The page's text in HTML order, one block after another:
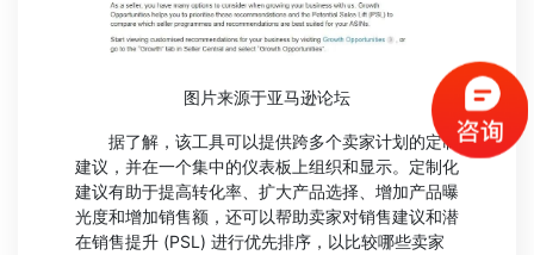
图片来源于亚马逊论坛
据了解，该工具可以提供跨多个卖家计划的定制
建议，并在一个集中的仪表板上组织和显示。定制化
建议有助于提高转化率、扩大产品选择、增加产品曝
光度和增加销售额，还可以帮助卖家对销售建议和潜
在销售提升 (PSL) 进行优先排序，以比较哪些卖家